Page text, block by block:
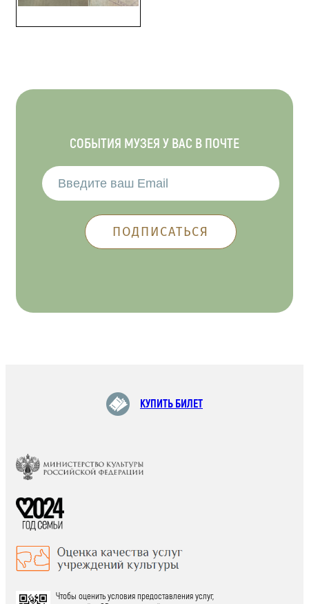
СОБЫТИЯ МУЗЕЯ У ВАС В ПОЧТЕ
КУПИТЬ БИЛЕТ
Чтобы оценить условия предоставления услуг,